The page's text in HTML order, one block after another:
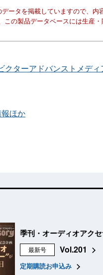
ータを掲載していますので、内
この製品データベースには生産
クターアドバンストメデ
ほか
季刊・オーディオアク
最新号 Vol.201
定期購読お申込み